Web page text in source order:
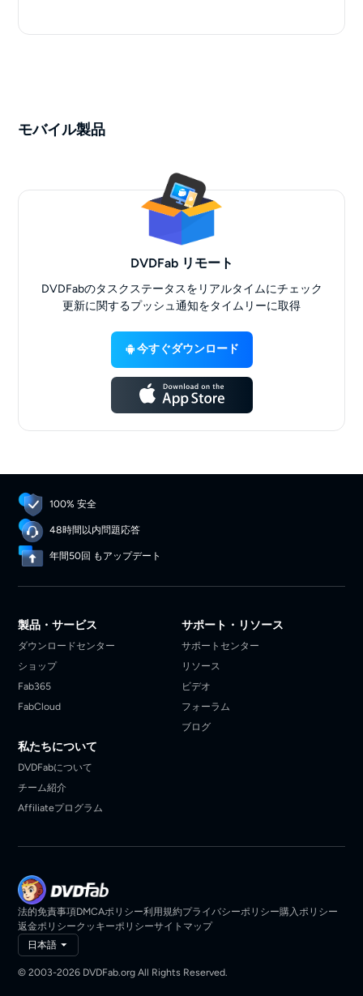
モバイル製品
DVDFab リモート
DVDFabのタスクステータスをリアルタイムにチェック
更新に関するプッシュ通知をタイムリーに取得
今すぐダウンロード
100% 安全
48時間以内問題応答
年間50回 もアップデート
製品・サービス
ダウンロードセンター
ショップ
Fab365
FabCloud
サポート・リソース
サポートセンター
リソース
ビデオ
フォーラム
ブログ
私たちについて
DVDFabについて
チーム紹介
Affiliateプログラム
法的免責事項DMCAポリシー利用規約プライバシーポリシー購入ポリシー
返金ポリシークッキーポリシーサイトマップ
日本語
© 2003-2026 DVDFab.org All Rights Reserved.